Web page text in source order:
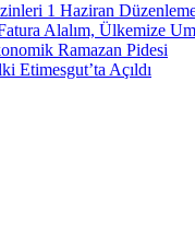
1 Haziran Düzenleme
Alalım, Ülkemize
Ramazan Pidesi
Etimesgut’ta Açıldı